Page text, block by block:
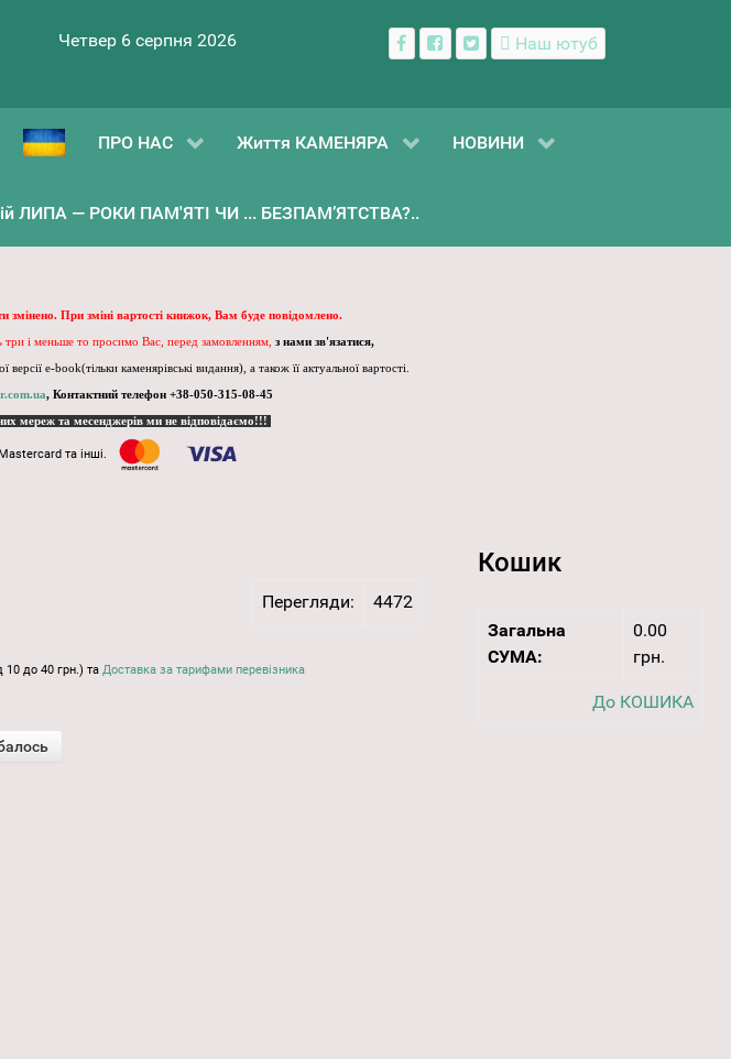
Четвер 6 серпня 2026 Наш ютуб
ПРО НАС Життя КАМЕНЯРА НОВИНИ
ЛИПА — РОКИ ПАМ'ЯТІ ЧИ ... БЕЗПАМ’ЯТСТВА?..
змінено. При зміні вартості книжок, Вам буде повідомлено.
три і меньше то просимо Вас, перед замовленням, з нами зв'язатися,
e-book(тільки каменярівські видання), а також її актуальної вартості.
, Контактний телефон +38-050-315-08-45
мереж та месенджерів ми не відповідаємо!!!
та інші.
Перегляди: 4472
10 до 40 грн.) та Доставка за тарифами перевізника
Кошик
Загальна
СУМА:
0.00
грн.
До КОШИКА